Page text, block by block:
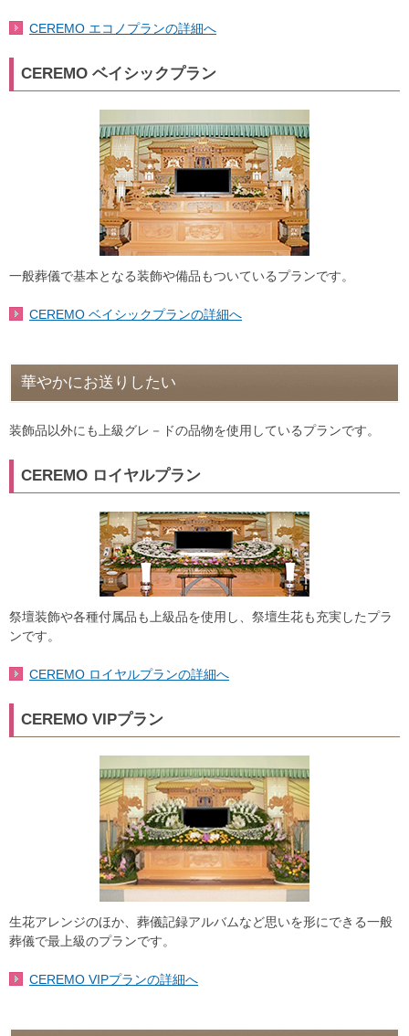
CEREMO エコノプランの詳細へ
CEREMO ベイシックプラン
一般葬儀で基本となる装飾や備品もついているプランです。
CEREMO ベイシックプランの詳細へ
華やかにお送りしたい
装飾品以外にも上級グレ－ドの品物を使用しているプランです。
CEREMO ロイヤルプラン
祭壇装飾や各種付属品も上級品を使用し、祭壇生花も充実したプラ
ンです。
CEREMO ロイヤルプランの詳細へ
CEREMO VIPプラン
生花アレンジのほか、葬儀記録アルバムなど思いを形にできる一般
葬儀で最上級のプランです。
CEREMO VIPプランの詳細へ